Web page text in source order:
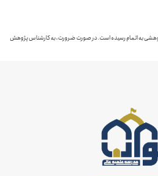
رسیده است. در صورت ضرورت، به کارشناس پژوهش